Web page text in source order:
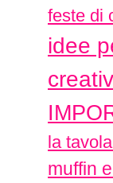
feste di
idee
la
muffin